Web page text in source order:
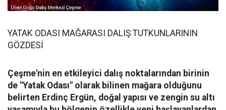
YATAK ODASI MAĞARASI DALIŞ TUTKUNLARININ
GÖZDESİ
Çeşme'nin en etkileyici dalış noktalarından birinin
de "Yatak Odası" olarak bilinen mağara olduğunu
belirten Erdinç Ergün, doğal yapısı ve zengin su altı